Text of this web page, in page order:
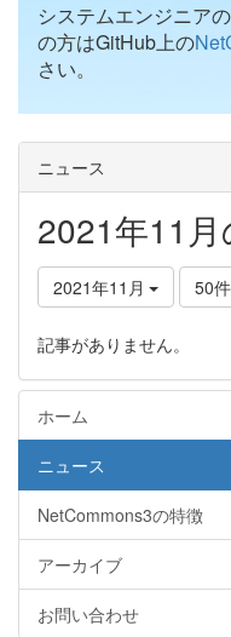
システムエンジニア
の方はGitHub上の
さい。
ニュース
2021年11
2021年11月 50件
記事がありません。
ホーム
ニュース
NetCommons3の特徴
アーカイブ
お問い合わせ